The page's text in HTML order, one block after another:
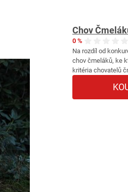
Chov
0 %
Na rozdíl od
chov čmeláků, ke
kritéria chovatelů